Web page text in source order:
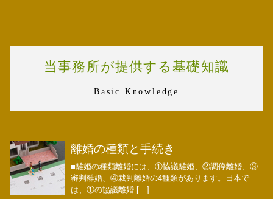
当事務所が提供する基礎知識
Basic Knowledge
離婚の種類と手続き
■離婚の種類離婚には、①協議離婚、②調停離婚、③
審判離婚、④裁判離婚の4種類があります。日本で
は、①の協議離婚 […]